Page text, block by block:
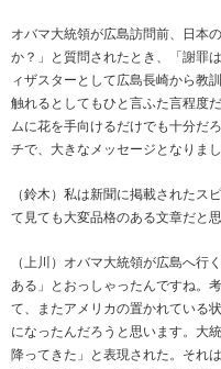
オバマ大統領が広島訪問前、日本
か？」と質問されたとき、「謝罪
ィザスターとして広島長崎から教
触れるとしてもひと言ふた言程度
ムに花を手向けるだけでも十分だ
チで、大きなメッセージとなりまし
（鈴木）私は新聞に掲載されたス
て見ても大変品格のある文章だと思
（上川）オバマ大統領が広島へ行
ある」とおっしゃったんですね。
て、またアメリカの置かれている
になったんだろうと思います。大
降ってきた」と表現された。それ